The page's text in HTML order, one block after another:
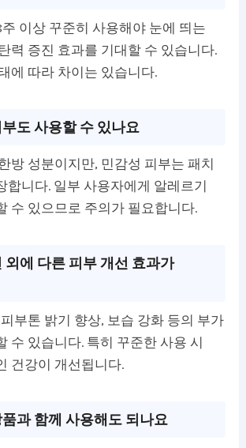
이상 꾸준히 사용해야 눈에 띄는
력 증진 효과를 기대할 수 있습니다.
에 따라 차이는 있습니다.
부도 사용할 수 있나요
방 성분이지만, 민감성 피부는 패치
합니다. 일부 사용자에게 알레르기
수 있으므로 주의가 필요합니다.
외에 다른 피부 개선 효과가
부톤 밝기 향상, 보습 강화 등의 부가
수 있습니다. 특히 꾸준한 사용 시
건강이 개선됩니다.
품과 함께 사용해도 되나요